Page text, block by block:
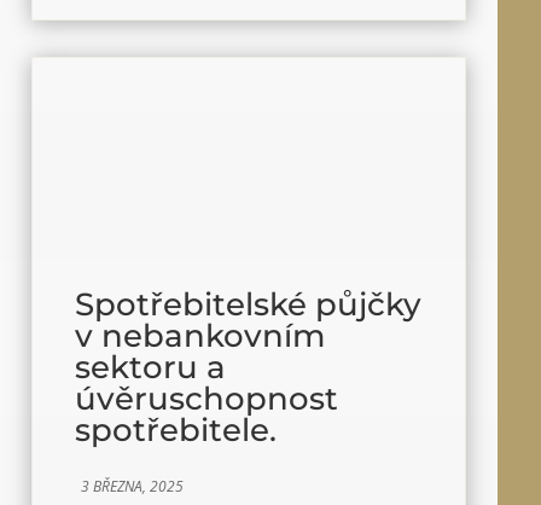
Spotřebitelské půjčky
v nebankovním
sektoru a
úvěruschopnost
spotřebitele.
3 BŘEZNA, 2025